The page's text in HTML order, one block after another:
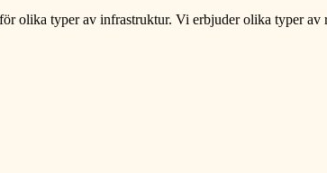
olika typer av infrastruktur. Vi erbjuder olika typer